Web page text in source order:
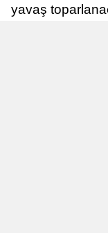
yavaş